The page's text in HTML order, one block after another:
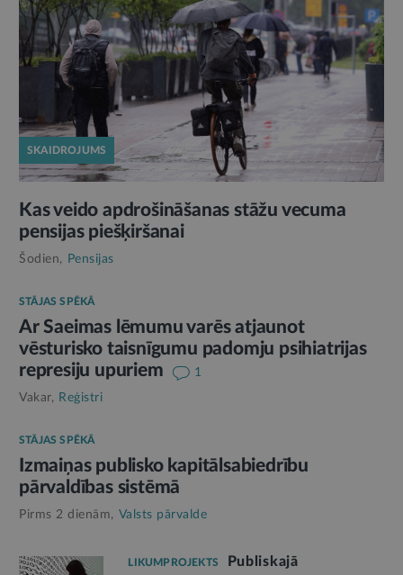
SKAIDROJUMS
Kas veido apdrošināšanas stāžu vecuma
pensijas piešķiršanai
Šodien, Pensijas
STĀJAS SPĒKĀ
Ar Saeimas lēmumu varēs atjaunot
vēsturisko taisnīgumu padomju psihiatrijas
represiju upuriem
1
Vakar, Reģistri
STĀJAS SPĒKĀ
Izmaiņas publisko kapitālsabiedrību
pārvaldības sistēmā
Pirms 2 dienām, Valsts pārvalde
LIKUMPROJEKTS
Publiskajā